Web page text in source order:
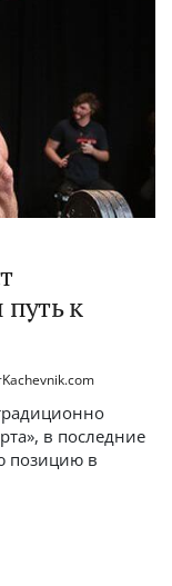
к
Kachevnik.com
в последние
позицию в